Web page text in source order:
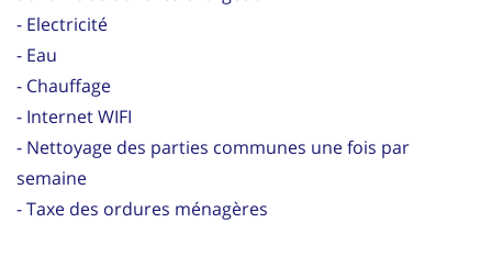
- Electricité
- Eau
- Chauffage
- Internet WIFI
- Nettoyage des parties communes une fois par
semaine
- Taxe des ordures ménagères